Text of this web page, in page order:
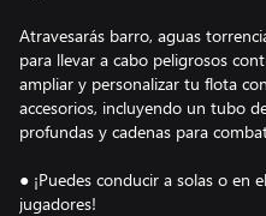
Atravesarás barro, aguas
para llevar a cabo peligrosos
ampliar y personalizar tu flota
accesorios, incluyendo un tubo
profundas y cadenas para
● ¡Puedes conducir a solas o en
jugadores!